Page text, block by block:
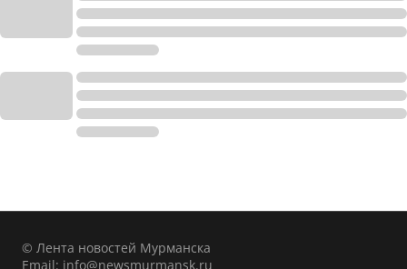
© Лента новостей Мурманска
Email: info@newsmurmansk.ru